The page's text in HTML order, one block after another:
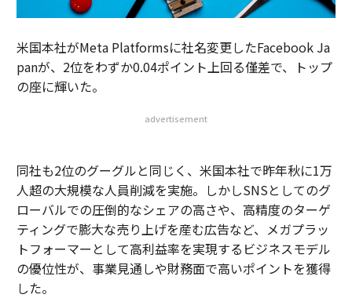
米国本社がMeta Platformsに社名変更したFacebook Ja
panが、2位をわずか0.04ポイント上回る僅差で、トップ
の座に輝いた。
advertisement
同社も2位のグーグルと同じく、米国本社で昨年秋に1万
人超の大規模な人員削減を実施。しかしSNSとしてのグ
ローバルでの圧倒的なシェアの高さや、高精度のターゲ
ティングで膨大な売り上げを産む広告など、メガプラッ
トフォーマーとして高利益率を実現するビジネスモデル
の優位性が、事業見通しや財務面で高いポイントを獲得
した。